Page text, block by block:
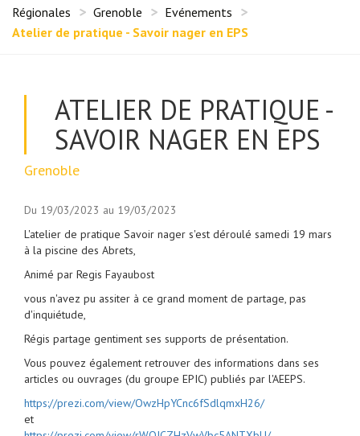
Régionales Grenoble
Evénements
Atelier de pratique - Savoir nager en EPS
ATELIER DE PRATIQUE -
SAVOIR NAGER EN EPS
Grenoble
Du 19/03/2023 au 19/03/2023
L'atelier de pratique Savoir nager s'est déroulé samedi 19 mars
à la piscine des Abrets,
Animé par Regis Fayaubost
vous n'avez pu assiter à ce grand moment de partage, pas
d'inquiétude,
Régis partage gentiment ses supports de présentation.
Vous pouvez également retrouver des informations dans ses
articles ou ouvrages (du groupe EPIC) publiés par l'AEEPS.
https://prezi.com/view/OwzHpYCnc6fSdlqmxH26/
et